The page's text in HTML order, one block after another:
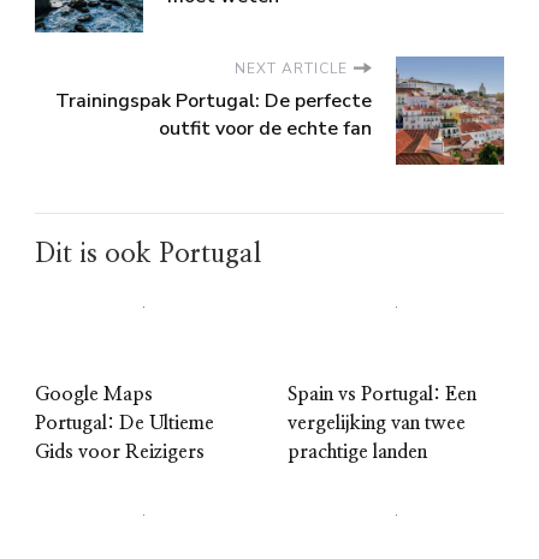
NEXT ARTICLE
Trainingspak Portugal: De perfecte
outfit voor de echte fan
Dit is ook Portugal
Google Maps
Portugal: De Ultieme
Gids voor Reizigers
Spain vs Portugal: Een
vergelijking van twee
prachtige landen